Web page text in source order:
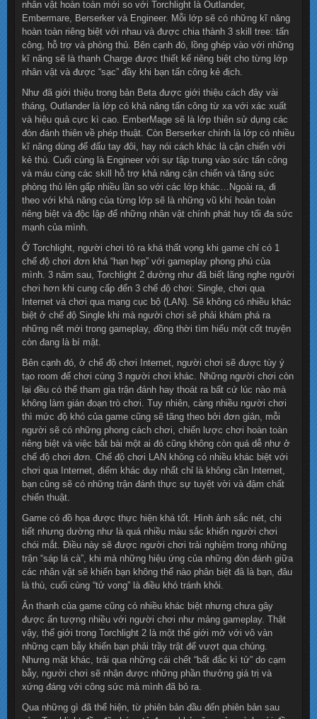
nhân vật hoàn toàn mới so với Torchlight là Outlander,
Embermare, Berserker và Engineer. Mỗi lớp sẽ có những kĩ năng
hoàn toàn riêng biệt với nhau và được chia thành 3 skill tree: tấn
công, hỗ trợ và phòng thủ. Bên cạnh đó, lồng ghép vào với những
kĩ năng sẽ là thanh Charge được thiết kế riêng biệt cho từng lớp
nhân vật và được “sạc” đầy khi bạn tấn công kẻ địch.
Như đã giới thiệu trong bản Beta được giới thiệu cách đây vài
tháng, Outlander là lớp có khả năng tấn công từ xa với xác xuất
và hiệu quả cực kì cao. EmberMage sẽ là lớp thiên sử dụng các
đòn đánh thiên về phép thuật. Còn Berserker chính là lớp có nhiều
kĩ năng dùng để đấu tay đôi, hay nói cách khác là cận chiến với
kẻ thù. Cuối cùng là Engineer với sự tập trung vào sức tấn công
và máu cùng các skill hỗ trợ khả năng cận chiến và tăng sức
phòng thủ lên gấp nhiều lần so với các lớp khác…Ngoài ra, đi
theo với khả năng của từng lớp sẽ là những vũ khí hoàn toàn
riêng biệt và độc lập để những nhân vật chính phát huy tối đa sức
mạnh của mình.
Ở Torchlight, người chơi tỏ ra khá thất vọng khi game chỉ có 1
chế độ chơi đơn khá “hạn hẹp” với gameplay phong phú của
mình. 3 năm sau, Torchlight 2 dường như đã biết lăng nghe người
chơi hơn khi cung cấp đến 3 chế độ chơi: Single, chơi qua
Internet và chơi qua mạng cục bộ (LAN). Sẽ không có nhiều khác
biệt ở chế độ Single khi mà người chơi sẽ phải khám phá ra
những nết mới trong gameplay, đồng thời tìm hiểu một cốt truyện
còn đang là bí mật.
Bên cạnh đó, ở chế độ chơi Internet, người chơi sẽ được tùy ý
tạo room để chơi cùng 3 người chơi khác. Những người chơi còn
lại đều có thể tham gia trận đánh hay thoát ra bất cứ lúc nào mà
không làm gián đoạn trò chơi. Tuy nhiên, càng nhiều người chơi
thì mức độ khó của game cũng sẽ tăng theo bởi đơn giản, mỗi
người sẽ có những phong cách chơi, chiến lược chơi hoàn toàn
riêng biệt và việc bắt bài một ai đó cũng không còn quá dễ như ở
chế độ chơi đơn. Chế độ chơi LAN không có nhiều khác biệt với
chơi qua Internet, điểm khác duy nhất chỉ là không cần Internet,
bạn cũng sẽ có những trận đánh thực sự tuyệt vời và đậm chất
chiến thuật.
Game có đồ họa được thực hiện khá tốt. Hình ảnh sắc nét, chi
tiết nhưng dường như là quá nhiều màu sắc khiến người chơi
chói mắt. Điều này sẽ được người chơi trải nghiệm trong những
trận “sáp lá cà”, khi mà những hiệu ứng của những đòn đánh giữa
các nhân vật sẽ khiến bạn không thể nào phân biệt đâ là bạn, đâu
là thù, cuối cùng “tử vong” là điều khó tránh khỏi.
Ân thanh của game cũng có nhiều khác biệt nhưng chưa gây
được ấn tượng nhiều với người chơi như mảng gameplay. Thật
vậy, thế giới trong Torchlight 2 là một thế giới mở với vô vàn
những cạm bẫy khiến bạn phải trầy trật để vượt qua chúng.
Nhưng mặt khác, trải qua những cái chết “bất đắc kì tử” do cạm
bẫy, người chơi sẽ nhận được những phần thưởng giá trị và
xứng đáng với công sức mà mình đã bỏ ra.
Qua những gì đã thể hiện, từ phiên bản đầu đến phiên bản sau